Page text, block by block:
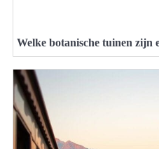
Welke botanische tuinen zijn